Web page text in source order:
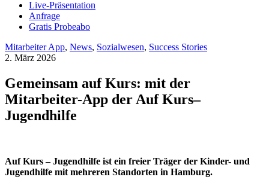
Live-Präsentation
Anfrage
Gratis Probeabo
Mitarbeiter App, News, Sozialwesen, Success Stories
2. März 2026
Gemeinsam auf Kurs: mit der
Mitarbeiter-App der Auf Kurs–
Jugendhilfe
Auf Kurs – Jugendhilfe ist ein freier Träger der Kinder- und
Jugendhilfe mit mehreren Standorten in Hamburg.